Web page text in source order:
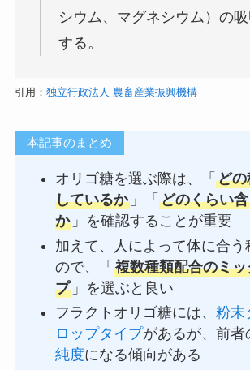
シウム、マグネシウム）の
する。
引用： 独立行政法人 農畜産業振興機構
本記事のまとめ
オリゴ糖を選ぶ際は、「ど
しているか 」「どのくらい
か 」を確認することが重要
加えて、人によって体に合う
ので、「複数種類配合のミ
プ 」を選ぶと良い
フラクトオリゴ糖には、粉末
ロップタイプがあるが、前者
純度になる傾向がある